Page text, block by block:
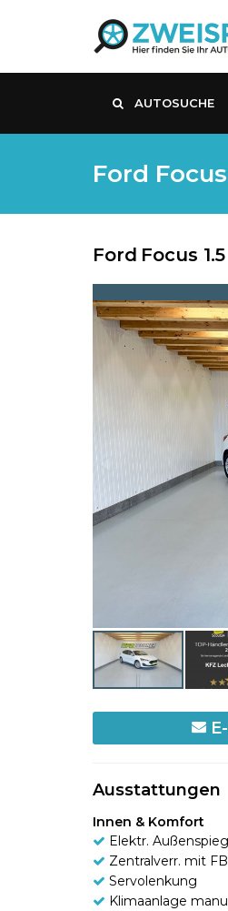
AUTOSUCHE
Ford
Ford Focus
Ausstattungen
Innen & Komfort
Elektr.
Zentralverr. mit FB
Servolenkung
Klimaanlage